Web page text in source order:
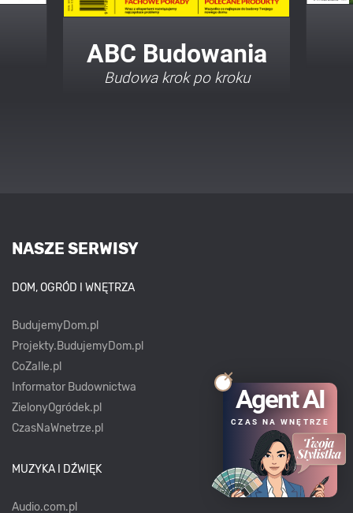
ABC Budowania
Budowa krok po kroku
NASZE SERWISY
DOM, OGRÓD I WNĘTRZA
BudujemyDom.pl
Projekty.BudujemyDom.pl
CoZaIle.pl
Informator Budownictwa
ZielonyOgródek.pl
CzasNaWnetrze.pl
MUZYKA I DŹWIĘK
Audio.com.pl
Agent AI
CZAS NA WNĘTRZE